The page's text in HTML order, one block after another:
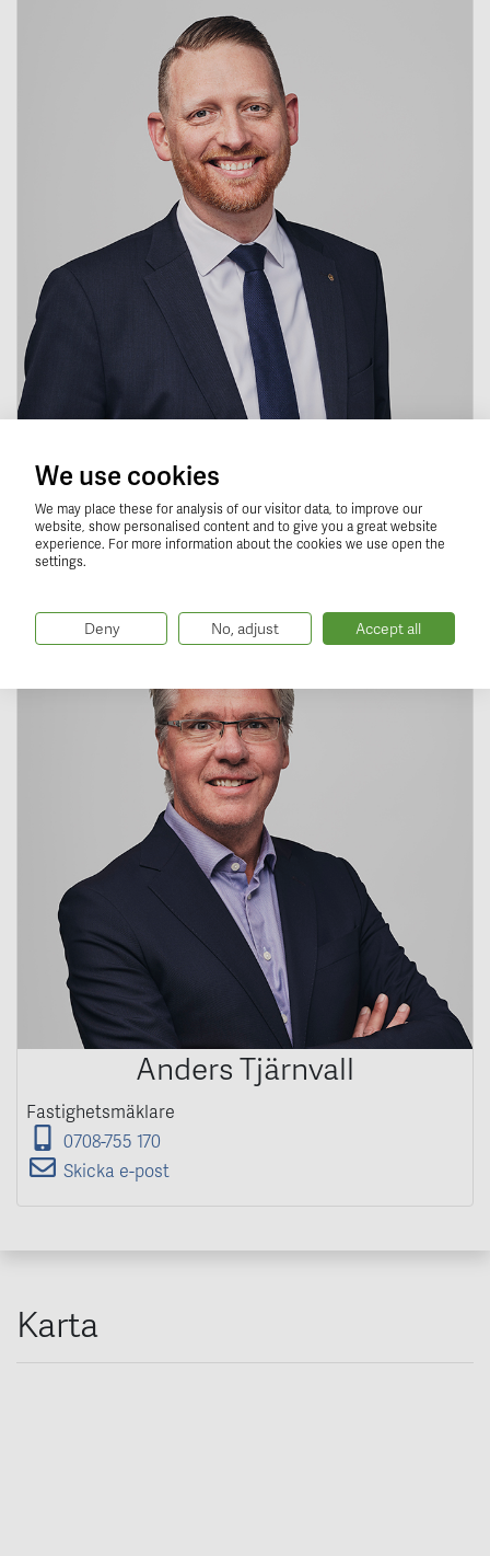
070-776 78 77
Skicka e-post
Anders Tjärnvall
Fastighetsmäklare
0708-755 170
Skicka e-post
Karta
We use cookies
We may place these for analysis of our visitor data, to improve our
website, show personalised content and to give you a great website
experience. For more information about the cookies we use open the
settings.
Deny No, adjust Accept all